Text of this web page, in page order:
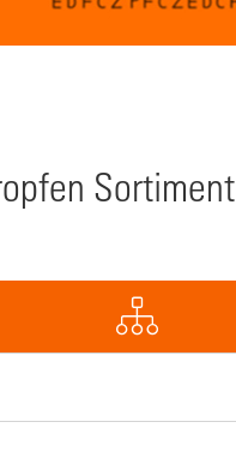
Sortiment